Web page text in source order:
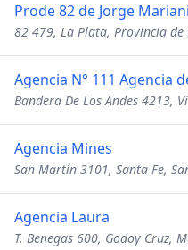
Prode 82 de Jorge
82 479, La Plata, Provincia de
Agencia N° 111 Agencia
Bandera De Los Andes 4213,
Agencia Mines
San Martín 3101, Santa Fe,
Agencia Laura
T. Benegas 600, Godoy Cruz,